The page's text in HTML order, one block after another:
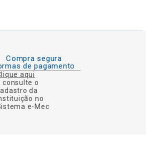
Compra segura
de pagamento
aqui
consulte o
da
no
e-Mec